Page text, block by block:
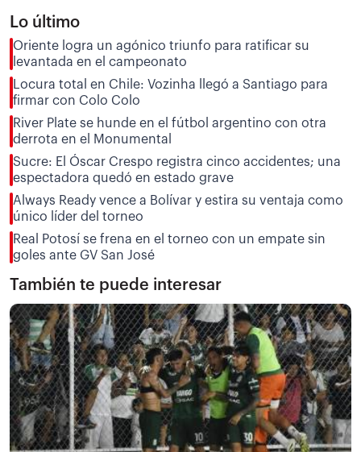
Lo último
Oriente logra un agónico triunfo para ratificar su
levantada en el campeonato
Locura total en Chile: Vozinha llegó a Santiago para
firmar con Colo Colo
River Plate se hunde en el fútbol argentino con otra
derrota en el Monumental
Sucre: El Óscar Crespo registra cinco accidentes; una
espectadora quedó en estado grave
Always Ready vence a Bolívar y estira su ventaja como
único líder del torneo
Real Potosí se frena en el torneo con un empate sin
goles ante GV San José
También te puede interesar